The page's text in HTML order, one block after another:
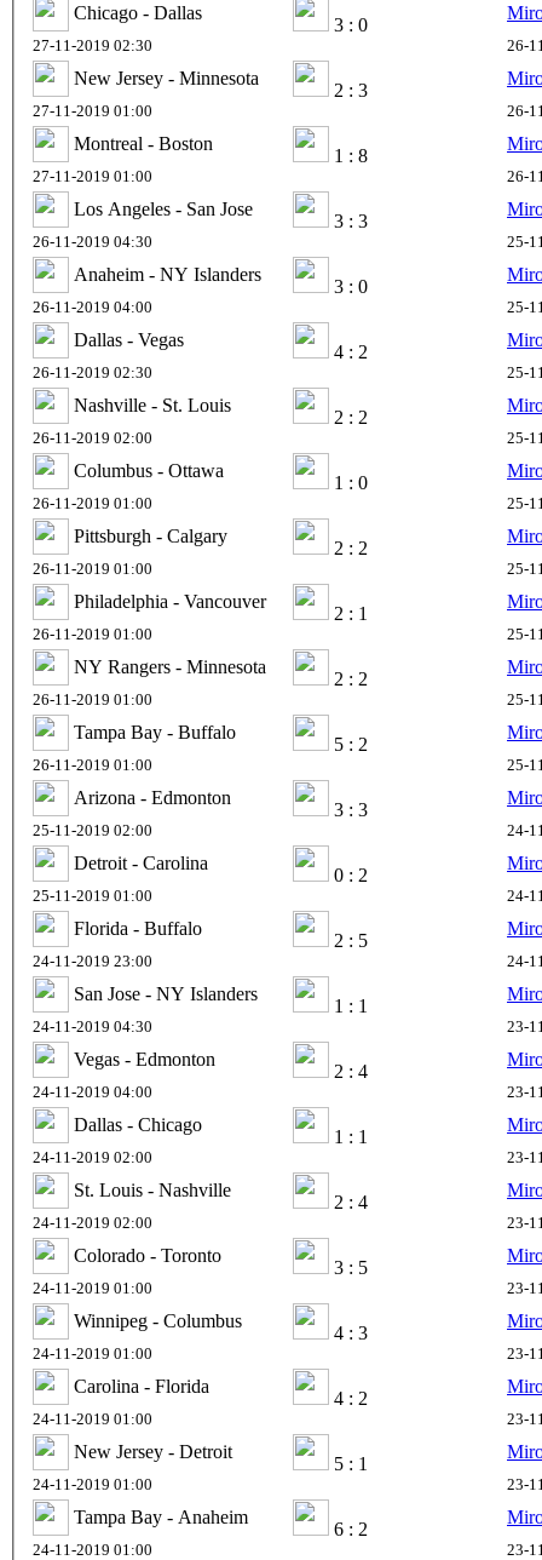
Chicago - Dallas
3 : 0
27-11-2019 02:30 26-
New Jersey - Minnesota
2 : 3
27-11-2019 01:00 26-
Montreal - Boston
1 : 8
27-11-2019 01:00 26-
Los Angeles - San Jose
3 : 3
26-11-2019 04:30 25-
Anaheim - NY Islanders
3 : 0
26-11-2019 04:00 25-
Dallas - Vegas
4 : 2
26-11-2019 02:30 25-
Nashville - St. Louis
2 : 2
26-11-2019 02:00 25-
Columbus - Ottawa
1 : 0
26-11-2019 01:00 25-
Pittsburgh - Calgary
2 : 2
26-11-2019 01:00 25-
Philadelphia - Vancouver
2 : 1
26-11-2019 01:00 25-
NY Rangers - Minnesota
2 : 2
26-11-2019 01:00 25-
Tampa Bay - Buffalo
5 : 2
26-11-2019 01:00 25-
Arizona - Edmonton
3 : 3
25-11-2019 02:00 24-
Detroit - Carolina
0 : 2
25-11-2019 01:00 24-
Florida - Buffalo
2 : 5
24-11-2019 23:00 24-
San Jose - NY Islanders
1 : 1
24-11-2019 04:30 23-
Vegas - Edmonton
2 : 4
24-11-2019 04:00 23-
Dallas - Chicago
1 : 1
24-11-2019 02:00 23-
St. Louis - Nashville
2 : 4
24-11-2019 02:00 23-
Colorado - Toronto
3 : 5
24-11-2019 01:00 23-
Winnipeg - Columbus
4 : 3
24-11-2019 01:00 23-
Carolina - Florida
4 : 2
24-11-2019 01:00 23-
New Jersey - Detroit
5 : 1
24-11-2019 01:00 23-
Tampa Bay - Anaheim
6 : 2
24-11-2019 01:00 23-